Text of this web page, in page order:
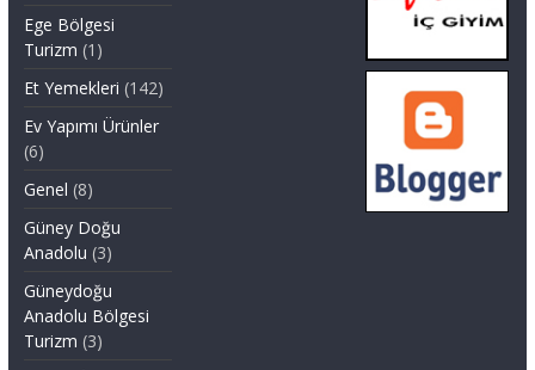
Ege Bölgesi
Turizm (1)
Et Yemekleri (142)
Ev Yapımı Ürünler
(6)
Genel (8)
Güney Doğu
Anadolu (3)
Güneydoğu
Anadolu Bölgesi
Turizm (3)